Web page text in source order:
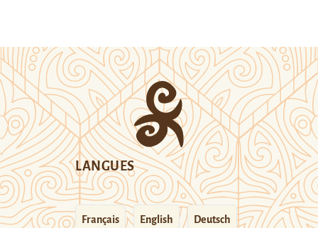
LANGUES
Français English Deutsch